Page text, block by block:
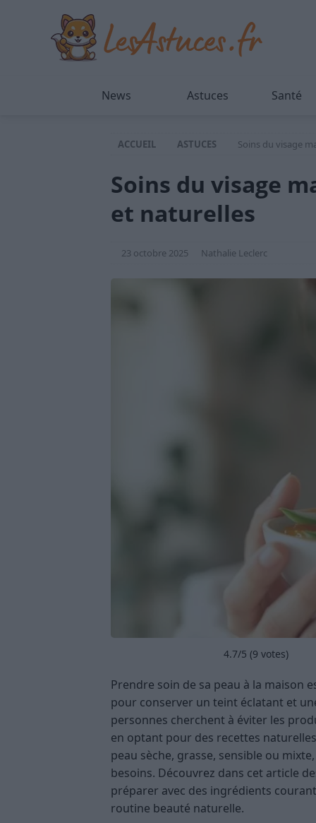
News Astuces Santé
ACCUEIL ASTUCES Soins du visage
Soins du visage
et naturelles
23 octobre 2025 Nathalie Leclerc
4.7/5 (9 votes)
Prendre soin de sa peau à la maison
pour conserver un teint éclatant et
personnes cherchent à éviter les
en optant pour des recettes
peau sèche, grasse, sensible ou
besoins. Découvrez dans cet article
préparer avec des ingrédients
routine beauté naturelle.